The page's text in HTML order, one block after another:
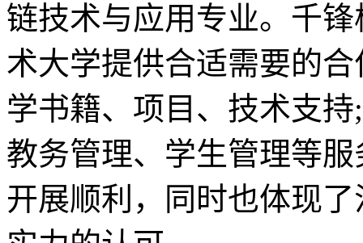
链技术与应用专业。千
术大学提供合适需要的
学书籍、项目、技术支
教务管理、学生管理等
开展顺利，同时也体现